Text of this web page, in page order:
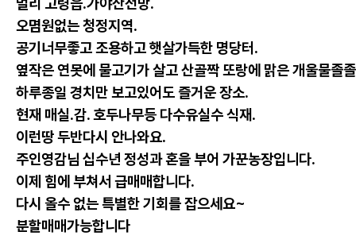
멀리 고령읍.가야산전망.
오몀원없는 청정지역.
공기너무좋고 조용하고 햇살가득한 명당터.
옆작은 연못에 물고기가 살고 산골짝 또랑에 맑은 개울물졸
하루종일 경치만 보고있어도 즐거운 장소.
현재 매실.감. 호두나무등 다수유실수 식재.
이런땅 두반다시 안나와요.
주인영감님 십수년 정성과 혼을 부어 가꾼농장입니다.
이제 힘에 부쳐서 급매매합니다.
다시 올수 없는 특별한 기회를 잡으세요~
분할매매가능합니다